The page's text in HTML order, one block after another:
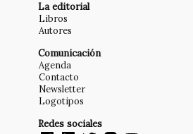
La editorial
Libros
Autores
Comunicación
Agenda
Contacto
Newsletter
Logotipos
Redes sociales